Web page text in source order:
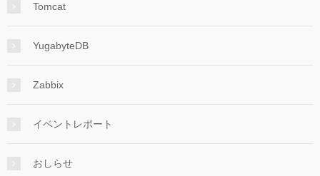
Tomcat
YugabyteDB
Zabbix
イベントレポート
おしらせ